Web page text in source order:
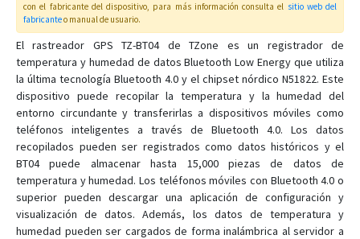
TZ-AVL09
TZ-AVL10
TZ-AVL11
TZ-AVL19
TZ-AVL301
TZ-BC01
TZ-BC02
TZ-BC05
TZ-BC06
con el fabricante del dispositivo, para más información consulta el sitio web del
fabricanteo manual de usuario.
El rastreador GPS TZ-BT04 de TZone es un registrador de
temperatura y humedad de datos Bluetooth Low Energy que utiliza
la última tecnología Bluetooth 4.0 y el chipset nórdico N51822. Este
dispositivo puede recopilar la temperatura y la humedad del
entorno circundante y transferirlas a dispositivos móviles como
teléfonos inteligentes a través de Bluetooth 4.0. Los datos
recopilados pueden ser registrados como datos históricos y el
BT04 puede almacenar hasta 15,000 piezas de datos de
temperatura y humedad. Los teléfonos móviles con Bluetooth 4.0 o
superior pueden descargar una aplicación de configuración y
visualización de datos. Además, los datos de temperatura y
humedad pueden ser cargados de forma inalámbrica al servidor a